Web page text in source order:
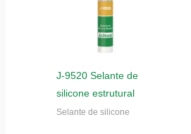
J-9520 Selante de
silicone estrutural
Selante de silicone